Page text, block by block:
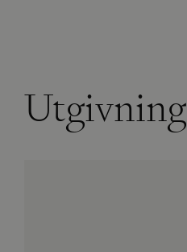
Utgivning